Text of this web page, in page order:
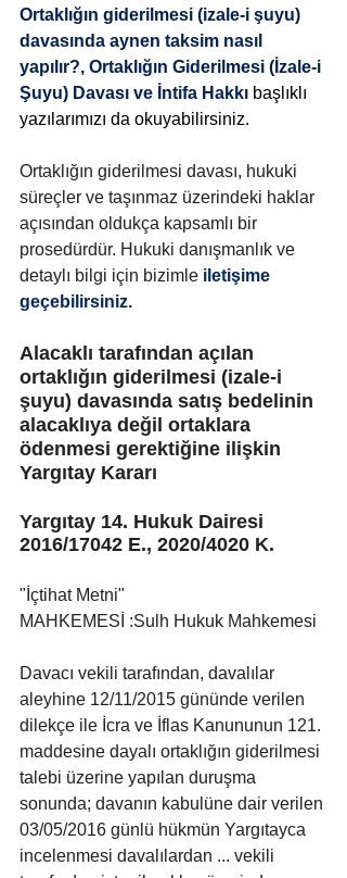
Ortaklığın giderilmesi (izale-i şuyu)
davasında aynen taksim nasıl
yapılır?, Ortaklığın Giderilmesi (İzale-i
Şuyu) Davası ve İntifa Hakkı başlıklı
yazılarımızı da okuyabilirsiniz.
Ortaklığın giderilmesi davası, hukuki
süreçler ve taşınmaz üzerindeki haklar
açısından oldukça kapsamlı bir
prosedürdür. Hukuki danışmanlık ve
detaylı bilgi için bizimle iletişime
geçebilirsiniz.
Alacaklı tarafından açılan
ortaklığın giderilmesi (izale-i
şuyu) davasında satış bedelinin
alacaklıya değil ortaklara
ödenmesi gerektiğine ilişkin
Yargıtay Kararı
Yargıtay 14. Hukuk Dairesi
2016/17042 E., 2020/4020 K.
"İçtihat Metni"
MAHKEMESİ :Sulh Hukuk Mahkemesi
Davacı vekili tarafından, davalılar
aleyhine 12/11/2015 gününde verilen
dilekçe ile İcra ve İflas Kanununun 121.
maddesine dayalı ortaklığın giderilmesi
talebi üzerine yapılan duruşma
sonunda; davanın kabulüne dair verilen
03/05/2016 günlü hükmün Yargıtayca
incelenmesi davalılardan ... vekili